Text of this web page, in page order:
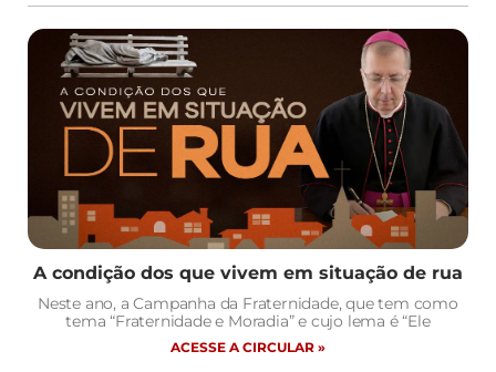
A condição dos que vivem em situação de rua
Neste ano, a Campanha da Fraternidade, que tem como
tema “Fraternidade e Moradia” e cujo lema é “Ele
ACESSE A CIRCULAR »